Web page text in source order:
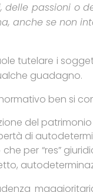
delle passioni o
anche se non
tutelare i
guadagno.
ben si
del
di
per “res”